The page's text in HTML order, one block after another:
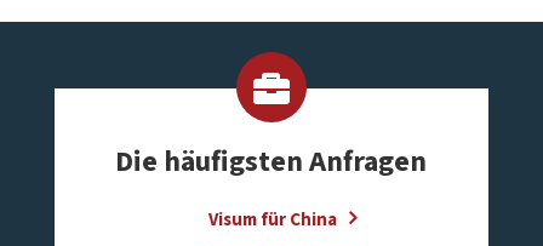
Die häufigsten Anfragen
Visum für China